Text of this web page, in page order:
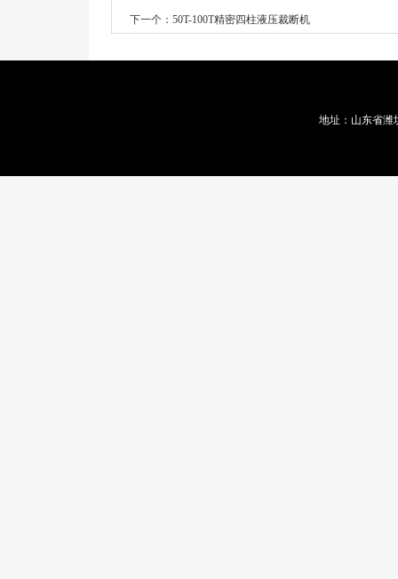
下一个： 50T-100T精密四柱液压裁断机
地址：山东省潍